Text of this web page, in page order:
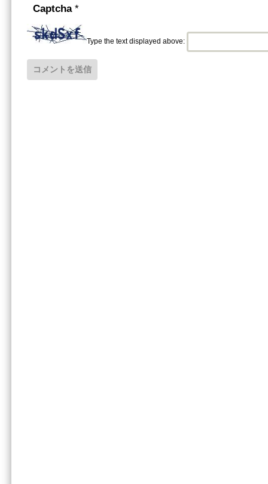
Captcha *
Type the text displayed above: